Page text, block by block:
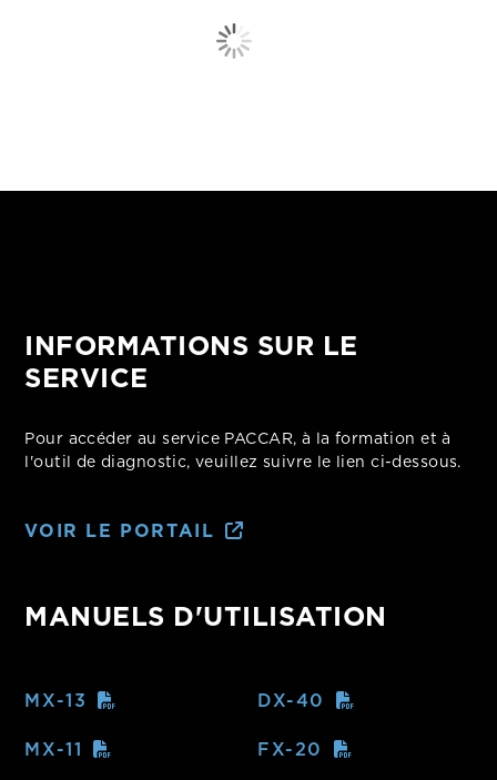
INFORMATIONS SUR LE
SERVICE
Pour accéder au service PACCAR, à la formation et à
l'outil de diagnostic, veuillez suivre le lien ci-dessous.
VOIR LE PORTAIL
MANUELS D'UTILISATION
MX-13
MX-11
DX-40
FX-20